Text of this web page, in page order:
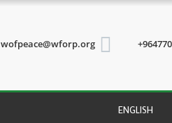
wofpeace@wforp.org
ENGLISH